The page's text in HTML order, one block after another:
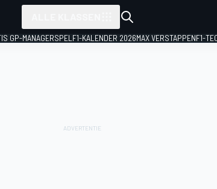
GP-MANAGERSPEL F1-KALENDER 2026MAX VERSTAPPENF1-